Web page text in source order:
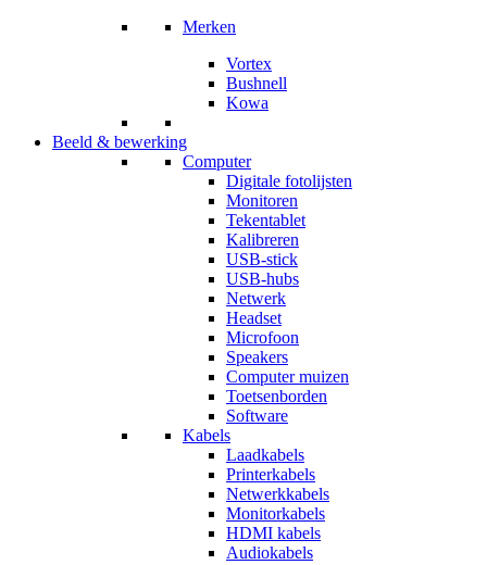
Merken
Vortex
Bushnell
Kowa
Beeld & bewerking
Computer
Digitale fotolijsten
Monitoren
Tekentablet
Kalibreren
USB-stick
USB-hubs
Netwerk
Headset
Microfoon
Speakers
Computer muizen
Toetsenborden
Software
Kabels
Laadkabels
Printerkabels
Netwerkkabels
Monitorkabels
HDMI kabels
Audiokabels